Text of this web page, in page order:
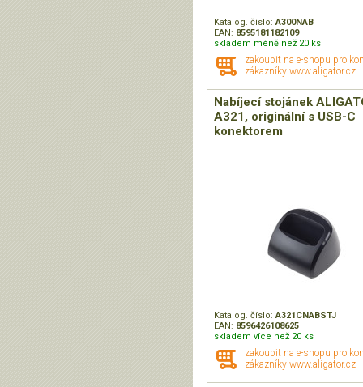
Katalog. číslo:A300NAB
EAN: 8595181182109
skladem méně než 20 ks
zakoupit na e-shopu pro
zákazníky www.aligator.cz
Nabíjecí stojánek
A321, originální s USB-C
konektorem
Katalog. číslo:A321CNABSTJ
EAN: 8596426108625
skladem více než 20 ks
zakoupit na e-shopu pro
zákazníky www.aligator.cz